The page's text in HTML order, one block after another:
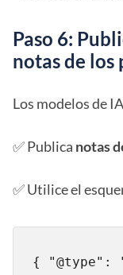
Paso 6:
notas de los
Los modelos de
✅ Publica notas
✅ Utilice el
{ "@type":